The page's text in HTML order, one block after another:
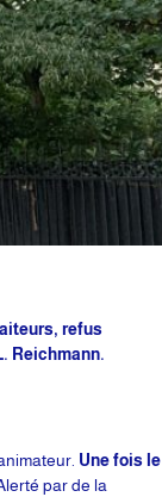
refus
Reichmann.
Une fois le
par de la